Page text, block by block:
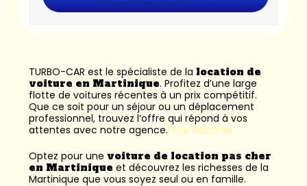
TURBO-CAR est le spécialiste de la location de
voiture en Martinique. Profitez d’une large
flotte de voitures récentes à un prix compétitif.
Que ce soit pour un séjour ou un déplacement
professionnel, trouvez l’offre qui répond à vos
attentes avec notre agence.fake watches
Optez pour une voiture de location pas cher
en Martinique et découvrez les richesses de la
Martinique que vous soyez seul ou en famille.